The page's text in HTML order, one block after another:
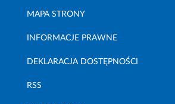
MAPA STRONY
INFORMACJE PRAWNE
DEKLARACJA DOSTĘPNOŚCI
RSS